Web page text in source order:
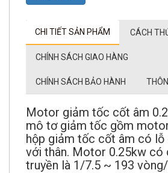
CHI TIẾT SẢN PHẨM CÁCH
CHÍNH SÁCH GIAO HÀNG
CHÍNH SÁCH BẢO HÀNH
Motor giảm tốc cốt âm
mô tơ giảm tốc gồm
hộp giảm tốc cốt âm có
với thân. Motor 0.25kw có
truyền là 1/7.5 ~ 193